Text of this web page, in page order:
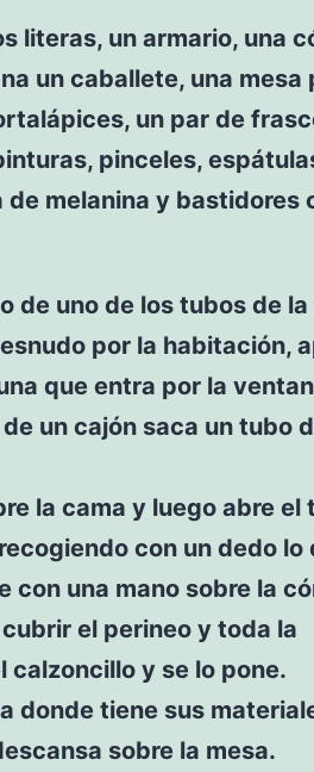
literas, un armario, una
un caballete, una mesa
un par de
pinceles,
melanina y bastidores
de uno de los tubos de
por la habitación,
que entra por la
un cajón saca un tubo
la cama y luego abre el
con un dedo lo
con una mano sobre la
el perineo y toda la
calzoncillo y se lo pone.
donde tiene sus
sobre la mesa.